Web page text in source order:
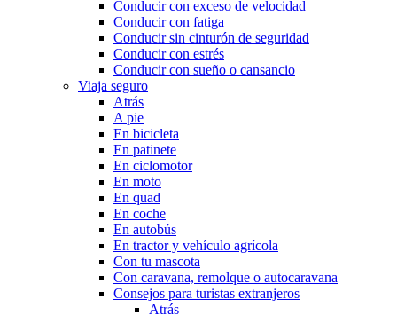
Conducir con exceso de velocidad
Conducir con fatiga
Conducir sin cinturón de seguridad
Conducir con estrés
Conducir con sueño o cansancio
Viaja seguro
Atrás
A pie
En bicicleta
En patinete
En ciclomotor
En moto
En quad
En coche
En autobús
En tractor y vehículo agrícola
Con tu mascota
Con caravana, remolque o autocaravana
Consejos para turistas extranjeros
Atrás